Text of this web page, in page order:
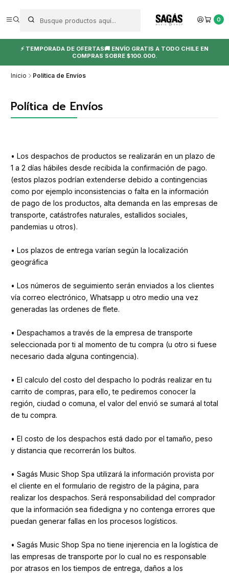
0
⚡ TEMPORADA DE OFERTAS🚚 ENVÍO GRATIS A TODO CHILE EN
COMPRAS SOBRE $100.000.
Inicio Política de Envíos
Política de Envíos
• Los despachos de productos se realizarán en un plazo de
1 a 2 días hábiles desde recibida la confirmación de pago.
(estos plazos podrían extenderse debido a contingencias
como por ejemplo inconsistencias o falta en la información
de pago de los productos, alta demanda en las empresas de
transporte, catástrofes naturales, estallidos sociales,
pandemias u otros).
• Los plazos de entrega varían según la localización
geográfica
• Los números de seguimiento serán enviados a los clientes
vía correo electrónico, Whatsapp u otro medio una vez
generadas las ordenes de flete.
• Despachamos a través de la empresa de transporte
seleccionada por ti al momento de tu compra (u otro si fuese
necesario dada alguna contingencia).
• El calculo del costo del despacho lo podrás realizar en tu
carrito de compras, para ello, te pediremos conocer la
región, ciudad o comuna, el valor del envió se sumará al total
de tu compra.
• El costo de los despachos está dado por el tamaño, peso
y distancia que recorrerán los bultos.
• Sagás Music Shop Spa utilizará la información provista por
el cliente en el formulario de registro de la página, para
realizar los despachos. Será responsabilidad del comprador
que la información sea fidedigna y no contenga errores que
puedan generar fallas en los procesos logísticos.
• Sagás Music Shop Spa no tiene injerencia en la logística de
las empresas de transporte por lo cual no es responsable
por atrasos en los tiempos de entrega, daños a los